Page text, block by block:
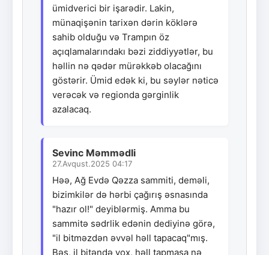
ümidverici bir işarədir. Lakin,
münaqişənin tarixən dərin köklərə
sahib olduğu və Trampın öz
açıqlamalarındakı bəzi ziddiyyətlər, bu
həllin nə qədər mürəkkəb olacağını
göstərir. Ümid edək ki, bu səylər nəticə
verəcək və regionda gərginlik
azalacaq.
Sevinc Məmmədli
27.Avqust.2025 04:17
Həə, Ağ Evdə Qəzza sammiti, deməli,
bizimkilər də hərbi çağırış əsnasında
"hazır ol!" deyiblərmiş. Amma bu
sammitə sədrlik edənin dediyinə görə,
"il bitməzdən əvvəl həll tapacaq"mış.
Bəs, il bitəndə yox, həll tapmasa nə